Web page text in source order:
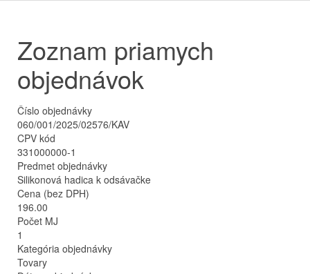
Zoznam priamych
objednávok
Číslo objednávky
060/001/2025/02576/KAV
CPV kód
331000000-1
Predmet objednávky
Silikonová hadica k odsávačke
Cena (bez DPH)
196.00
Počet MJ
1
Kategória objednávky
Tovary